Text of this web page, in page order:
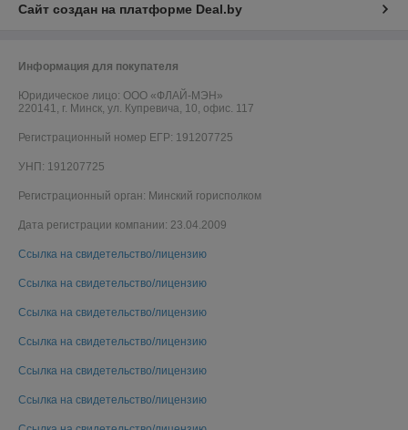
Сайт создан на платформе Deal.by
Информация для покупателя
Юридическое лицо: ООО «ФЛАЙ-МЭН»
220141, г. Минск, ул. Купревича, 10, офис. 117
Регистрационный номер ЕГР: 191207725
УНП: 191207725
Регистрационный орган: Минский горисполком
Дата регистрации компании: 23.04.2009
Ссылка на свидетельство/лицензию
Ссылка на свидетельство/лицензию
Ссылка на свидетельство/лицензию
Ссылка на свидетельство/лицензию
Ссылка на свидетельство/лицензию
Ссылка на свидетельство/лицензию